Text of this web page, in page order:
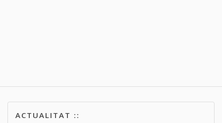
ACTUALITAT ::